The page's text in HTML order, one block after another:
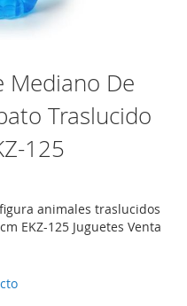
Mediano De
Traslucido
125
animales traslucidos
EKZ-125 Juguetes Venta